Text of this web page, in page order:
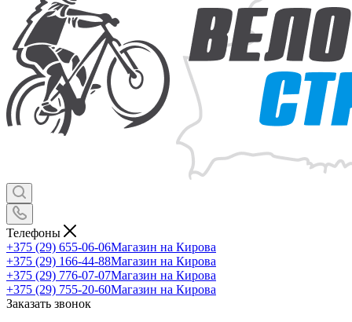
Телефоны
+375 (29) 655-06-06Магазин на Кирова
+375 (29) 166-44-88Магазин на Кирова
+375 (29) 776-07-07Магазин на Кирова
+375 (29) 755-20-60Магазин на Кирова
Заказать звонок